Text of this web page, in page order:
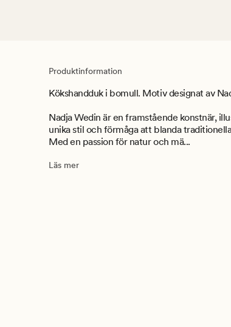
Produktinformation
Kökshandduk i bomull. Motiv designat av
Nadja Wedin är en framstående konstnär,
unika stil och förmåga att blanda
Med en passion för natur och mä...
Läs mer